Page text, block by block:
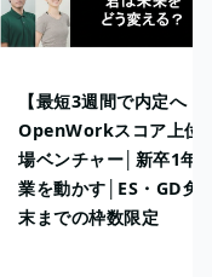
【最短3週間で内定へ！
OpenWorkスコア上位
場ベンチャー│新卒1年
業を動かす│ES・GD免
末までの枠数限定